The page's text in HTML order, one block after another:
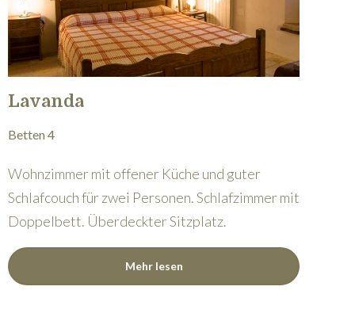
Lavanda
Betten 4
Wohnzimmer mit offener Küche und guter
Schlafcouch für zwei Personen. Schlafzimmer mit
Doppelbett. Überdeckter Sitzplatz.
Mehr lesen